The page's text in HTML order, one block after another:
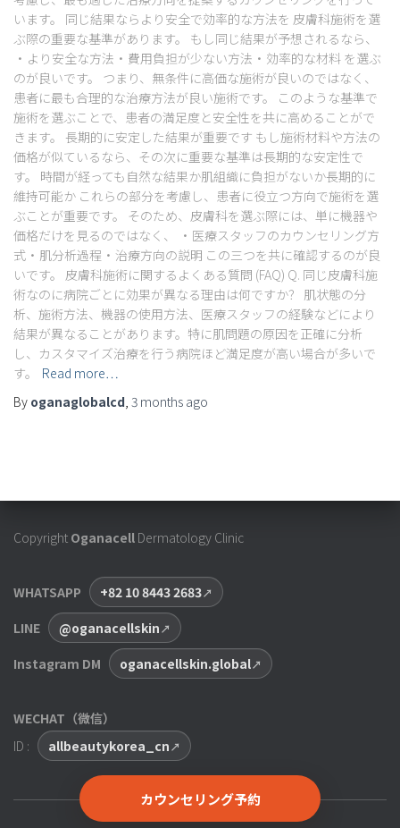
います。 同じ結果ならより安全で効率的な方法を 皮膚科施術を選
ぶ際の重要な基準があります。 もし同じ結果が予想されるなら、
・より安全な方法・費用負担が少ない方法・効率的な材料 を選ぶ
のが良いです。 つまり、無条件に高価な施術が良いのではなく、
患者に最も合理的な治療方法が良い施術です。 このような基準で
施術を選ぶことで、患者の満足度と安全性を共に高めることがで
きます。 長期的に安定した結果が重要です もし施術材料や方法の
価格が似ているなら、その次に重要な基準は長期的な安定性で
す。 時間が経っても自然な結果か肌組織に負担がないか長期的に
維持可能か これらの部分を考慮し、患者に役立つ方向で施術を選
ぶことが重要です。 そのため、皮膚科を選ぶ際には、単に機器や
価格だけを見るのではなく、 ・医療スタッフのカウンセリング方
式・肌分析過程・治療方向の説明 この三つを共に確認するのが良
いです。 皮膚科施術に関するよくある質問 (FAQ) Q. 同じ皮膚科施
術なのに病院ごとに効果が異なる理由は何ですか？ 肌状態の分
析、施術方法、機器の使用方法、医療スタッフの経験などにより
結果が異なることがあります。特に肌問題の原因を正確に分析
し、カスタマイズ治療を行う病院ほど満足度が高い場合が多いで
す。
Read more…
By oganaglobalcd 3 months ago
Copyright Oganacell Dermatology Clinic
WHATSAPP
+82 10 8443 2683
LINE
@oganacellskin
Instagram DM
oganacellskin.global
WECHAT（微信）
ID :
allbeautykorea_cn
カウンセリング予約